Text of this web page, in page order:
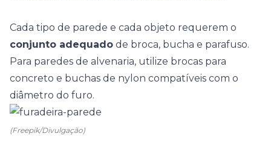
Cada tipo de parede e cada objeto requerem o
conjunto adequado de broca, bucha e parafuso.
Para paredes de alvenaria, utilize brocas para
concreto e buchas de nylon compatíveis com o
diâmetro do furo.
(Freepik/Divulgação)